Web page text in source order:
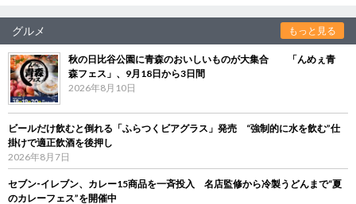
グルメ もっと見る
秋の日比谷公園に青森のおいしいものが大集合 「んめぇ青
森フェス」、9月18日から3日間
2026年8月10日
ビールだけ飲むと倒れる「ふらつくビアグラス」発売 “強制的に水を飲む”仕
掛けで適正飲酒を後押し
2026年8月7日
セブン‐イレブン、カレー15商品を一斉投入 名店監修から冷製うどんまで“夏
のカレーフェス”を開催中